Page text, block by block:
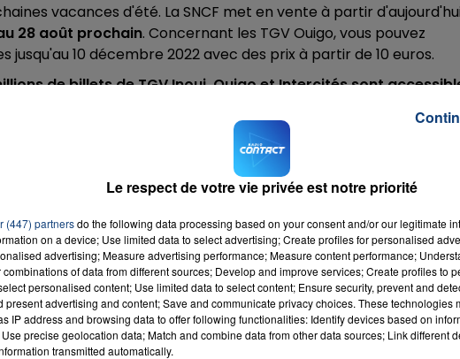
vacances d'été. La SNCF met en vente à partir d'aujourd'hui
28 août prochain. Concernant les TGV Ouigo, vous pouvez
10 décembre 2022 avec des prix à partir de 10 euros.
de billets de TGV Inoui, Ouigo et Intercités sont
d'annulation, l'échange et le remboursement sont possibles sans
jours avant le départ, 15 euros de frais par personne et par trajet
billet (avec une retenue maximum de 12 euros) pour les
pour réserver votre billet : site internet, application SNCF
et sur les bornes automatiques SNCF ou encore dans les
Le respect de votre vie privée est notre priorité
(447) partnersdo the following data processing based on your consent and/or our legitimate
on a device; Use limited data to select advertising; Create profiles for personalised
advertising; Measure advertising performance; Measure content performance;
combinations of data from different sources; Develop and improve services; Create profiles to
personalised content; Use limited data to select content; Ensure security, prevent and
present advertising and content; Save and communicate privacy choices. These technologies
IP address and browsing data to offer following functionalities: Identify devices based on
precise geolocation data; Match and combine data from other data sources; Link different
transmitted automatically.